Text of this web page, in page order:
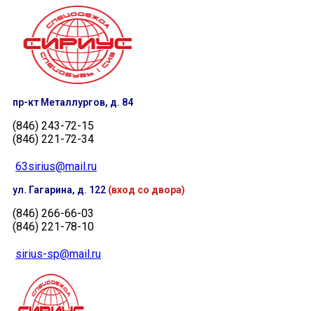
пр-кт Металлургов, д. 84
(846) 243-72-15
(846) 221-72-34
63sirius@mail.ru
ул. Гагарина, д. 122 (вход со двора)
(846) 266-66-03
(846) 221-78-10
sirius-sp@mail.ru